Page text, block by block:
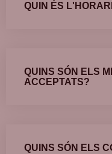
QUIN ÉS
QUINS SÓN ELS
ACCEPTATS?
QUINS SÓN ELS